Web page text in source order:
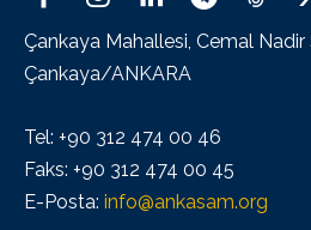
Çankaya Mahallesi, Cemal Nadir
Çankaya/ANKARA
Tel: +90 312 474 00 46
Faks: +90 312 474 00 45
E-Posta: info@ankasam.org